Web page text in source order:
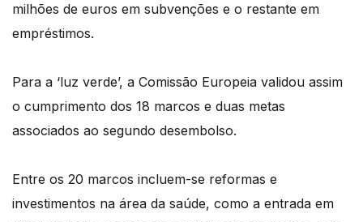
milhões de euros em subvenções e o restante em
empréstimos.
Para a ‘luz verde’, a Comissão Europeia validou assim
o cumprimento dos 18 marcos e duas metas
associados ao segundo desembolso.
Entre os 20 marcos incluem-se reformas e
investimentos na área da saúde, como a entrada em